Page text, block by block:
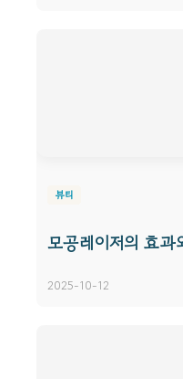
뷰티
모공레이저의 효
2025-10-12